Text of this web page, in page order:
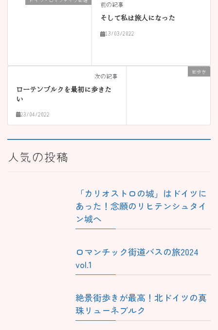
前の記事
そして私は旅人になった
13/03/2022
街歩き
次の記事
ローテンブルクを最初に歩きた
い
23/04/2022
人気の投稿
「カリオストロの城」はドイツに
あった！念願のリヒテンシュタイ
ン城へ
ロマンチック街道バスの旅2024
vol.1
絶景街歩きが最高！北ドイツの真
珠リューネブルク